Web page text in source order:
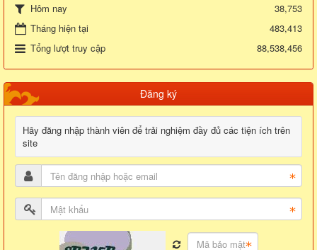
Hôm nay
38,753
Tháng hiện tại
483,413
Tổng lượt truy cập
88,538,456
Đăng ký
Hãy đăng nhập thành viên để trải nghiệm đầy đủ các tiện ích trên
site